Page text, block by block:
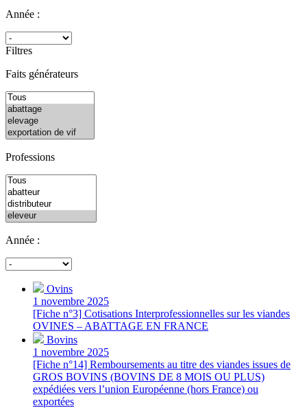
Année :
Filtres
Faits générateurs
Professions
Année :
Ovins
1 novembre 2025
[Fiche n°3] Cotisations Interprofessionnelles sur les viandes
OVINES – ABATTAGE EN FRANCE
Bovins
1 novembre 2025
[Fiche n°14] Remboursements au titre des viandes issues de
GROS BOVINS (BOVINS DE 8 MOIS OU PLUS)
expédiées vers l’union Européenne (hors France) ou
exportées